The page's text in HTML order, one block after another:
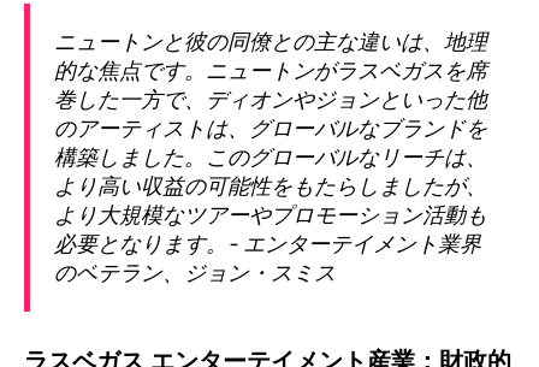
ニュートンと彼の同僚との主な違いは、地理
的な焦点です。ニュートンがラスベガスを席
巻した一方で、ディオンやジョンといった他
のアーティストは、グローバルなブランドを
構築しました。このグローバルなリーチは、
より高い収益の可能性をもたらしましたが、
より大規模なツアーやプロモーション活動も
必要となります。- エンターテイメント業界
のベテラン、ジョン・スミス